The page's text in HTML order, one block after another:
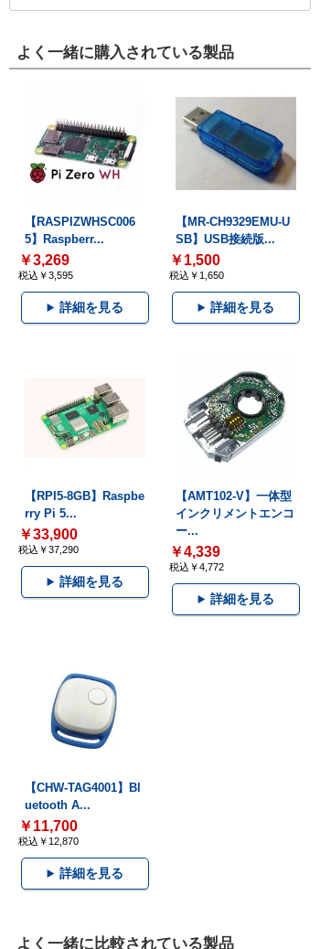
よく一緒に購入されている製品
【RASPIZWHSC006
5】Raspberr...
￥3,269
税込￥3,595
詳細を見る
【MR-CH9329EMU-U
SB】USB接続版...
￥1,500
税込￥1,650
詳細を見る
【RPI5-8GB】Raspbe
rry Pi 5...
￥33,900
税込￥37,290
詳細を見る
【AMT102-V】一体型
インクリメントエンコ
ー...
￥4,339
税込￥4,772
詳細を見る
【CHW-TAG4001】Bl
uetooth A...
￥11,700
税込￥12,870
詳細を見る
よく一緒に比較されている製品